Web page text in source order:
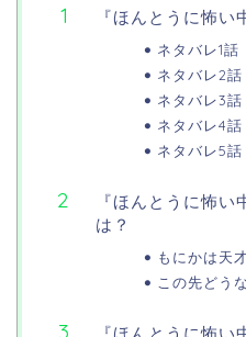
『ほんとうに怖い
ネタバレ1話
ネタバレ2話
ネタバレ3話
ネタバレ4話
ネタバレ5話
『ほんとうに怖
は？
もにかは天
この先どう